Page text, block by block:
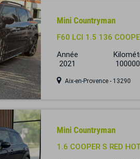
Mini Countryman
F60 LCI 1.5 136
Année
2021
Aix-en-Provence - 13290
Mini Countryman
1.6 COOPER S RED